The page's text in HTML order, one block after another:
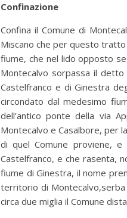
Confinazione
Confina il Comune di
Miscano che per questo
fiume, che nel lido opposto
Montecalvo sorpassa il
Castelfranco e di Ginestra
circondato dal medesimo
dell’antico ponte della via
Montecalvo e Casalbore, per
di quel Comune proviene,
Castelfranco, e che rasenta,
fiume di Ginestra, il nome
territorio di
circa due miglia il Comune